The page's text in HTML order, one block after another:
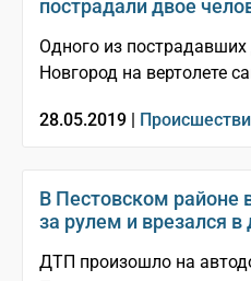
пострадали двое
Одного из
Новгород на вертолете
28.05.2019 |
В Пестовском районе
за рулем и врезался в
ДТП произошло на